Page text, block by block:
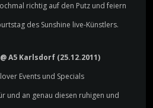
richtig auf den Putz und feiern
des Sunshine live-Künstlers.
A5 Karlsdorf (25.12.2011)
Events und Specials
und an genau diesen ruhigen und